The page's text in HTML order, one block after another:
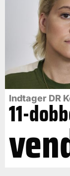
Indtager DR
11-